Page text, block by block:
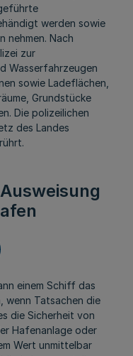
werden sowie
nehmen. Nach
zur
Wasserfahrzeugen
sowie Ladeflächen,
Grundstücke
Die polizeilichen
des Landes
einem Schiff das
wenn Tatsachen die
die Sicherheit von
Hafenanlage oder
Wert unmittelbar